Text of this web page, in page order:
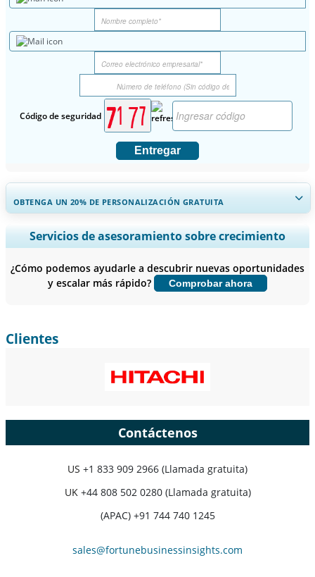
Código de seguridad
Entregar
OBTENGA UN 20% DE PERSONALIZACIÓN GRATUITA
Ampliar la cobertura regional y por país, Análisis de segmentos,
Perfiles de empresas, Benchmarking competitivo, e información
Personalizar ahora
Servicios de asesoramiento sobre crecimiento
¿Cómo podemos ayudarle a descubrir nuevas oportunidades
y escalar más rápido?
Comprobar ahora
Clientes
Contáctenos
US +1 833 909 2966 (Llamada gratuita)
UK +44 808 502 0280 (Llamada gratuita)
(APAC) +91 744 740 1245
sales@fortunebusinessinsights.com